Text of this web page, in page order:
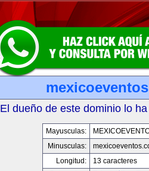
El dueño de este dominio lo
Mayusculas:
Minusculas:
Longitud:
13 caracteres